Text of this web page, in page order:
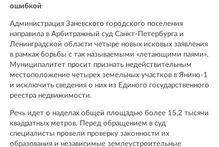
ошибкой
Администрация Заневского городского поселения
направила в Арбитражный суд Санкт-Петербурга и
Ленинградской области четыре новых исковых заявления
в рамках борьбы с так называемыми «летающими паями».
Муниципалитет просит признать недействительным
местоположение четырех земельных участков в Янино-1
и исключить сведения о них из Единого государственного
реестра недвижимости.
Речь идет о наделах общей площадью более 15,2 тысячи
квадратных метров. Перед обращением в суд
специалисты провели проверку законности их
образования и независимые землеустроительные